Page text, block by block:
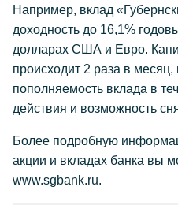
Например, вклад
доходность до 16,1%
долларах США и Евро.
происходит 2 раза в
пополняемость вклада в
действия и возможность
Более подробную
акции и вкладах банка вы
www.sgbank.ru.